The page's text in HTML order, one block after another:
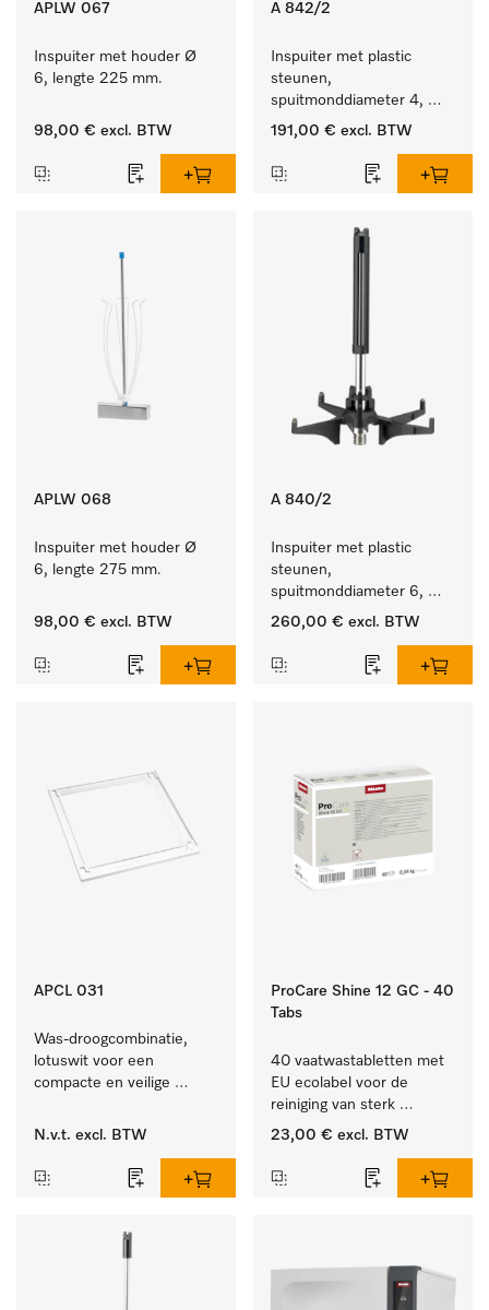
APLW 067
Inspuiter met houder Ø
6, lengte 225 mm.
98,00 € excl. BTW
A 842/2
Inspuiter met plastic
steunen,
spuitmonddiameter 4,
lengte 90 mm, 10 stuks
191,00 € excl. BTW
APLW 068
Inspuiter met houder Ø
6, lengte 275 mm.
98,00 € excl. BTW
A 840/2
Inspuiter met plastic
steunen,
spuitmonddiameter 6,
lengte 130 mm, 10 stuks.
260,00 € excl. BTW
APCL 031
Was-droogcombinatie,
lotuswit voor een
compacte en veilige
droogzuil.
N.v.t. excl. BTW
ProCare Shine 12 GC - 40
Tabs
40 vaatwastabletten met
EU ecolabel voor de
reiniging van sterk
vervuild serviesgoed,
23,00 € excl. BTW